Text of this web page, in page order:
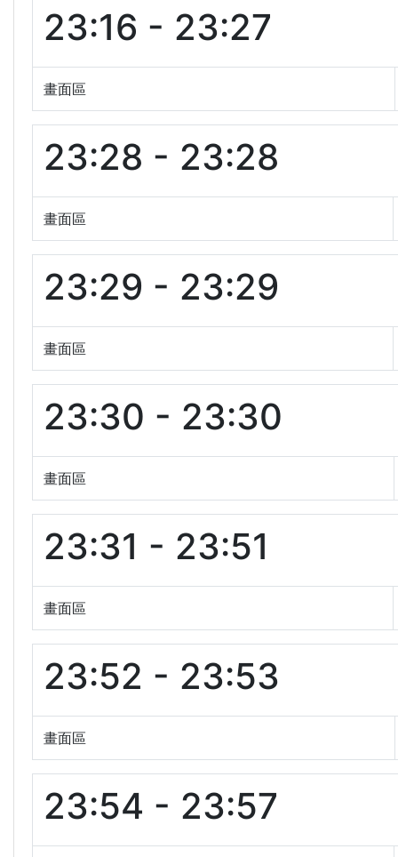
23:16 - 23:27
畫面區
23:28 - 23:28
畫面區
23:29 - 23:29
畫面區
23:30 - 23:30
畫面區
23:31 - 23:51
畫面區
23:52 - 23:53
畫面區
23:54 - 23:57